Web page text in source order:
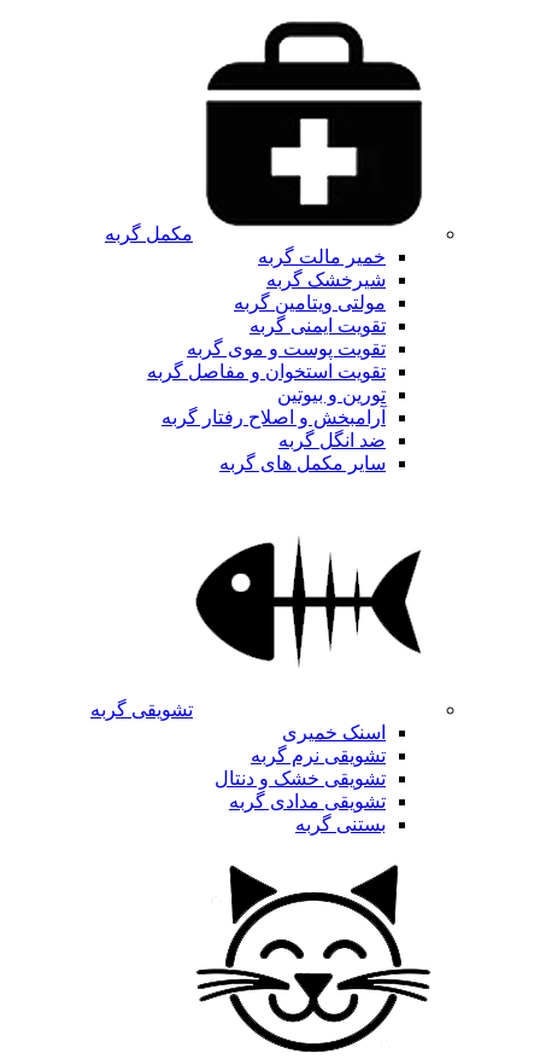
مکمل گربه
خمیر مالت گربه
شیرخشک گربه
مولتی ویتامین گربه
تقویت ایمنی گربه
تقویت پوست و موی گربه
تقویت استخوان و مفاصل گربه
تورین و بیوتین
آرامبخش و اصلاح رفتار گربه
ضد انگل گربه
سایر مکمل های گربه
تشویقی گربه
اسنک خمیری
تشویقی نرم گربه
تشویقی خشک و دنتال
تشویقی مدادی گربه
بستنی گربه